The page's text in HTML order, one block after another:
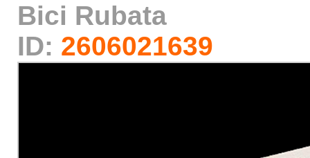
Bici Rubata
ID: 2606021639